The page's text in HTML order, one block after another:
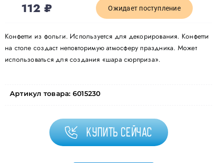
112₽ Ожидает поступление
Конфетти из фольги. Используется для декорирования. Конфетти
на столе создаст неповторимую атмосферу праздника. Может
использоваться для создания «шара сюрприза».
Артикул товара: 6015230
Купить сейчас